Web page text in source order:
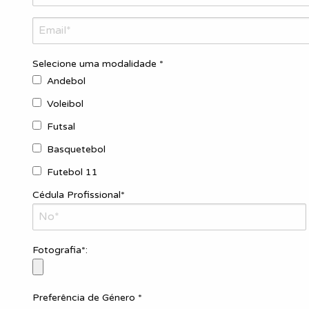
Selecione uma modalidade *
Andebol
Voleibol
Futsal
Basquetebol
Futebol 11
Cédula Profissional*
Fotografia*:
Preferência de Género *